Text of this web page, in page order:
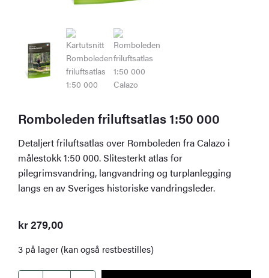
Romboleden friluftsatlas 1:50 000
Detaljert friluftsatlas over Romboleden fra Calazo i
målestokk 1:50 000. Slitesterkt atlas for
pilegrimsvandring, langvandring og turplanlegging
langs en av Sveriges historiske vandringsleder.
kr279,00
3 på lager (kan også restbestilles)